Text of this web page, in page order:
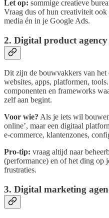
Let op: sommige creatieve
Vraag dus of hun creativiteit
media én in je Google Ads.
2. Digital product
Dit zijn de bouwvakkers van
websites, apps, platformen,
componenten en frameworks
zelf aan begint.
Voor wie? Als je iets wil
online’, maar een digitaal
e-commerce, klantenzones,
Pro-tip: vraag altijd naar
(performance) en of het ding op
frustraties.
3. Digital marketing